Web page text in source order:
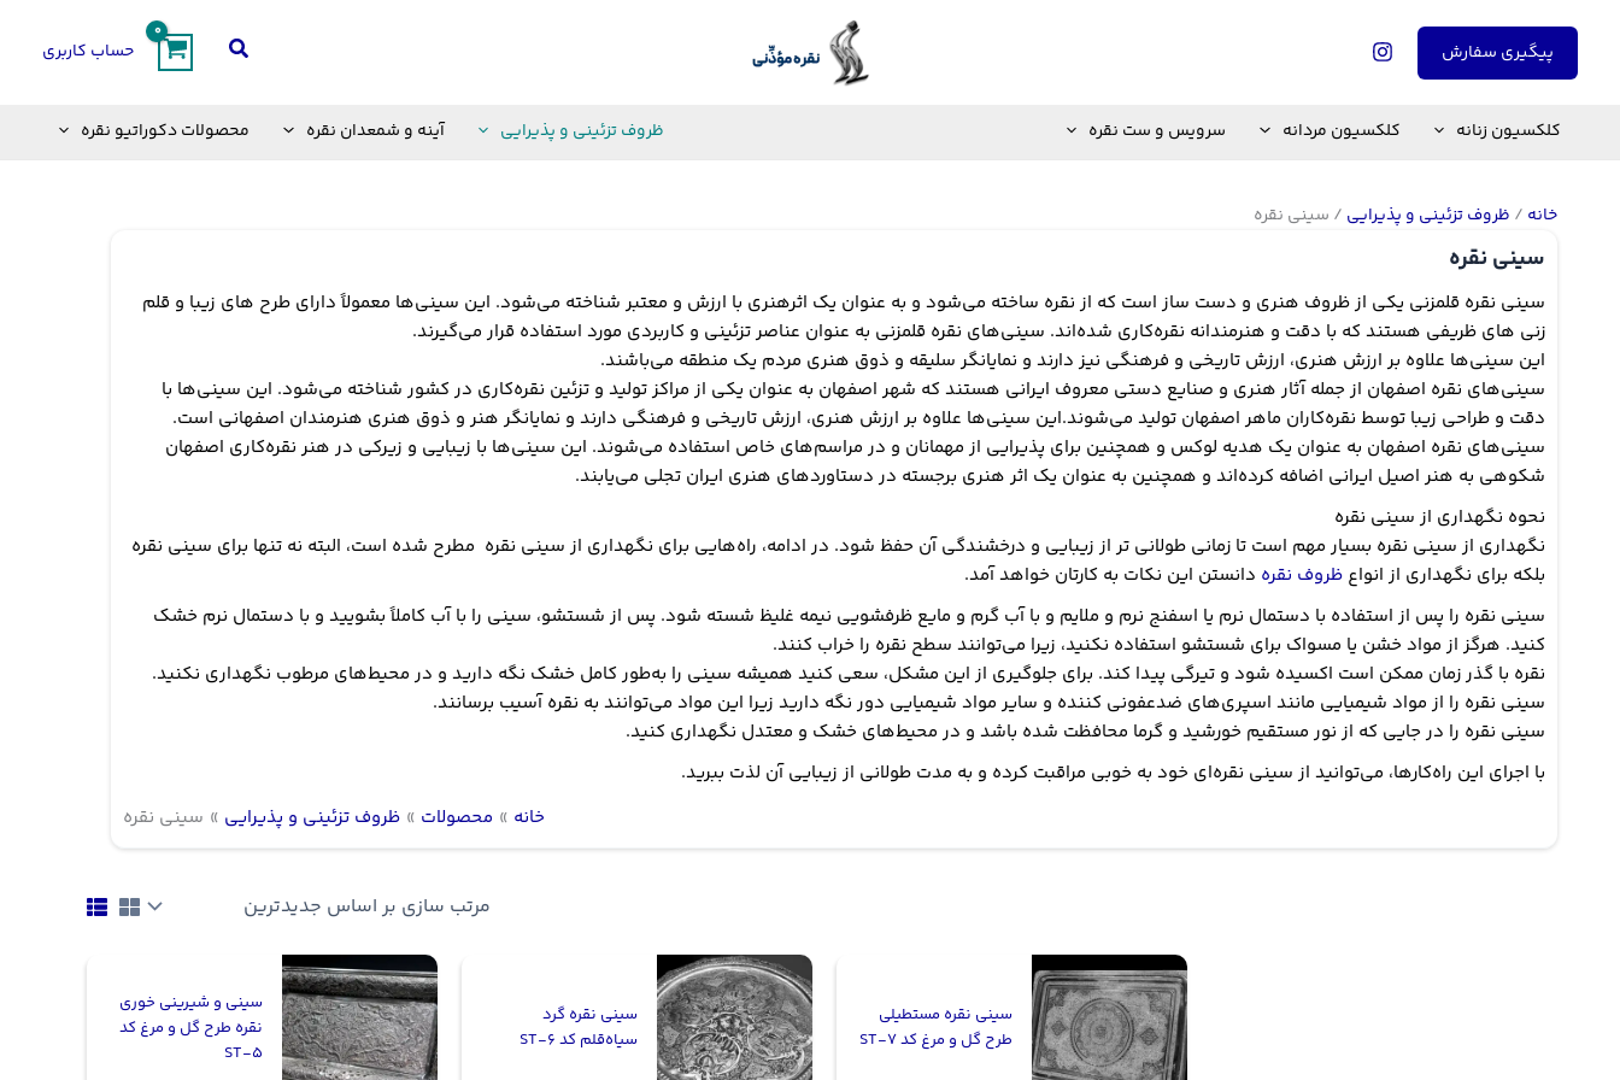
پیگیری سفارش جستجو حساب کاربری
کلکسیون زنانه کلکسیون مردانه سرویس و ست نقره ظروف تزئینی و پذیرایی آینه و شمعدان نقره محصولات دکوراتیو نقره
خانه / ظروف تزئینی و پذیرایی / سینی نقره
سینی نقره
سینی نقره قلمزنی یکی از ظروف هنری و دست ساز است که از نقره ساخته می‌شود و به عنوان یک اثرهنری با ارزش و معتبر شناخته می‌شود. این سینی‌ها معمولاً دارای طرح های زیبا و قلم
زنی های ظریفی هستند که با دقت و هنرمندانه نقره‌کاری شده‌اند. سینی‌های نقره قلمزنی به عنوان عناصر تزئینی و کاربردی مورد استفاده قرار می‌گیرند.
این سینی‌ها علاوه بر ارزش هنری، ارزش تاریخی و فرهنگی نیز دارند و نمایانگر سلیقه و ذوق هنری مردم یک منطقه می‌باشند.
سینی‌های نقره اصفهان از جمله آثار هنری و صنایع دستی معروف ایرانی هستند که شهر اصفهان به عنوان یکی از مراکز تولید و تزئین نقره‌کاری در کشور شناخته می‌شود. این سینی‌ها با
دقت و طراحی زیبا توسط نقره‌کاران ماهر اصفهان تولید می‌شوند.این سینی‌ها علاوه بر ارزش هنری، ارزش تاریخی و فرهنگی دارند و نمایانگر هنر و ذوق هنری هنرمندان اصفهانی است.
سینی‌های نقره اصفهان به عنوان یک هدیه‌ لوکس و همچنین برای پذیرایی از مهمانان و در مراسم‌های خاص استفاده می‌شوند. این سینی‌ها با زیبایی و زیرکی در هنر نقره‌کاری اصفهان
شکوهی به هنر اصیل ایرانی اضافه کرده‌اند و همچنین به عنوان یک اثر هنری برجسته در دستاوردهای هنری ایران تجلی می‌یابند.
نحوه نگهداری از سینی نقره
نگهداری از سینی نقره بسیار مهم است تا زمانی طولانی تر از زیبایی و درخشندگی آن حفظ شود. در ادامه، راه‌هایی برای نگهداری از سینی نقره مطرح شده است، البته نه تنها برای سینی نقره
بلکه برای نگهداری از انواع ظروف نقره دانستن این نکات به کارتان خواهد آمد.
سینی نقره را پس از استفاده با دستمال نرم یا اسفنج نرم و ملایم و با آب گرم و مایع ظرفشویی نیمه غلیظ شسته شود. پس از شستشو، سینی را با آب کاملاً بشویید و با دستمال نرم خشک
کنید. هرگز از مواد خشن یا مسواک برای شستشو استفاده نکنید، زیرا می‌توانند سطح نقره را خراب کنند.
نقره با گذر زمان ممکن است اکسیده شود و تیرگی پیدا کند. برای جلوگیری از این مشکل، سعی کنید همیشه سینی را به‌طور کامل خشک نگه دارید و در محیط‌های مرطوب نگهداری نکنید.
سینی نقره را از مواد شیمیایی مانند اسپری‌های ضدعفونی کننده و سایر مواد شیمیایی دور نگه دارید زیرا این مواد می‌توانند به نقره آسیب برسانند.
سینی نقره را در جایی که از نور مستقیم خورشید و گرما محافظت شده باشد و در محیط‌های خشک و معتدل نگهداری کنید.
با اجرای این راه‌کارها، می‌توانید از سینی نقره‌ای خود به خوبی مراقبت کرده و به مدت طولانی از زیبایی آن لذت ببرید.
خانه
محصولات ظروف تزئینی و پذیرایی سینی نقره
سینی نقره مستطیلی
طرح گل و مرغ کد ST-7
سینی نقره گرد
سیاه‌قلم کد ST-6
سینی و شیرینی خوری
نقره طرح گل و مرغ کد
ST-5